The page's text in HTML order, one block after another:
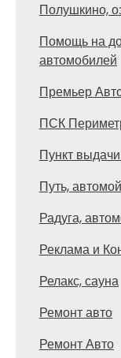
Полушкино,
Помощь на
автомобилей
Премьер
ПСК
Пункт
Путь,
Радуга,
Реклама и
Релакс, сауна
Ремонт авто
Ремонт Авто